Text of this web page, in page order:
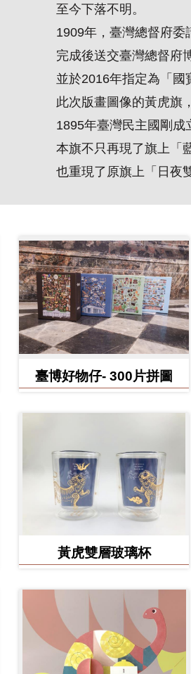
至今下落不明。
1909年，臺灣總督府委
完成後送交臺灣總督府
並於2016年指定為「國
此次版畫圖像的黃虎旗
1895年臺灣民主國剛成
本旗不只再現了旗上「
也重現了原旗上「日夜
臺博好物仔- 300片拼圖
黃虎雙層玻璃杯